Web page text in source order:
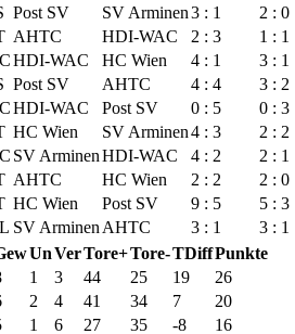
Post SV SV Arminen3 : 1
2 : 0
AHTC HDI-WAC 2 : 3
1 : 1
HDI-WAC HC Wien 4 : 1
3 : 1
Post SV AHTC 4 : 4
3 : 2
HDI-WAC Post SV 0 : 5
0 : 3
HC Wien SV Arminen4 : 3
2 : 2
SV ArminenHDI-WAC 4 : 2
2 : 1
AHTC HC Wien 2 : 2
2 : 0
HC Wien Post SV 9 : 5
5 : 3
SV Arminen AHTC 3 : 1
3 : 1
UnVerTore+Tore-TDiffPunkte
1 3 44 25 19
26
2 4 41 34 7
20
1 6 27 35 -8
16